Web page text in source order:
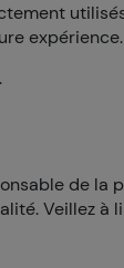
expérience.
de la
Veillez à